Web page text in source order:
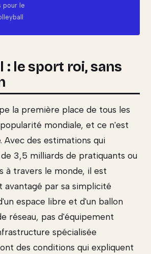
pour le
: le sport roi, sans
la première place de tous les
mondiale, et ce n'est
Avec des estimations qui
3,5 milliards de pratiquants ou
à travers le monde, il est
par sa simplicité
espace libre et d'un ballon
réseau, pas d'équipement
spécialisée
des conditions qui expliquent